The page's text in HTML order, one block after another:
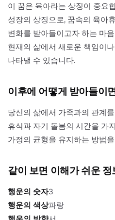
이 꿈은 육아라는 상징이 중요
성장의 상징으로, 꿈속의 육아
변화를 받아들이고자 하는 마
현재의 삶에서 새로운 책임이
나타낼 수 있습니다.
이후에 어떻게 받아들이
당신의 삶에서 가족과의 관계
휴식과 자기 돌봄의 시간을 가
가정의 균형을 유지하는 방법
같이 보면 이해가 쉬운 정
행운의 숫자3
행운의 색상파랑